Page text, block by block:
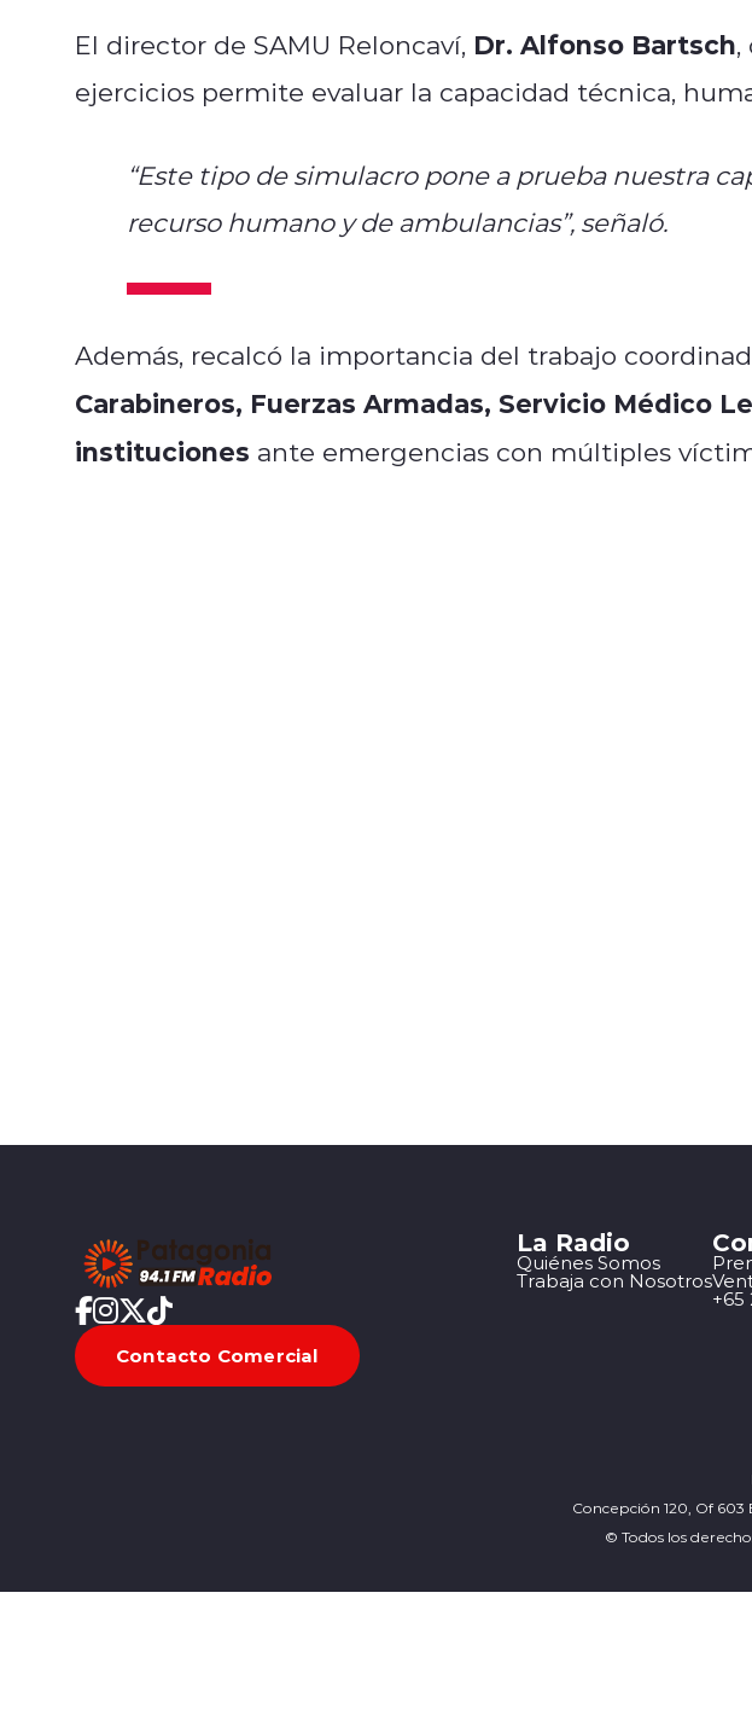
El director de SAMU Reloncaví, Dr. Alfonso Bartsch,
ejercicios permite evaluar la capacidad técnica,
“Este tipo de simulacro pone a prueba nuestra
recurso humano y de ambulancias”, señaló.
Además, recalcó la importancia del trabajo
Carabineros, Fuerzas Armadas, Servicio Médico
instituciones ante emergencias con múltiples
Contacto Comercial
La Radio
Quiénes Somos
Trabaja con Nosotros
+65
Concepción 120, Of
© Todos los